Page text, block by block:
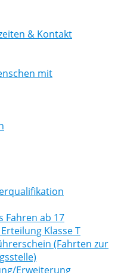
& Kontakt
mit
Fahren ab 17
Klasse T
(Fahrten zur
Erweiterung